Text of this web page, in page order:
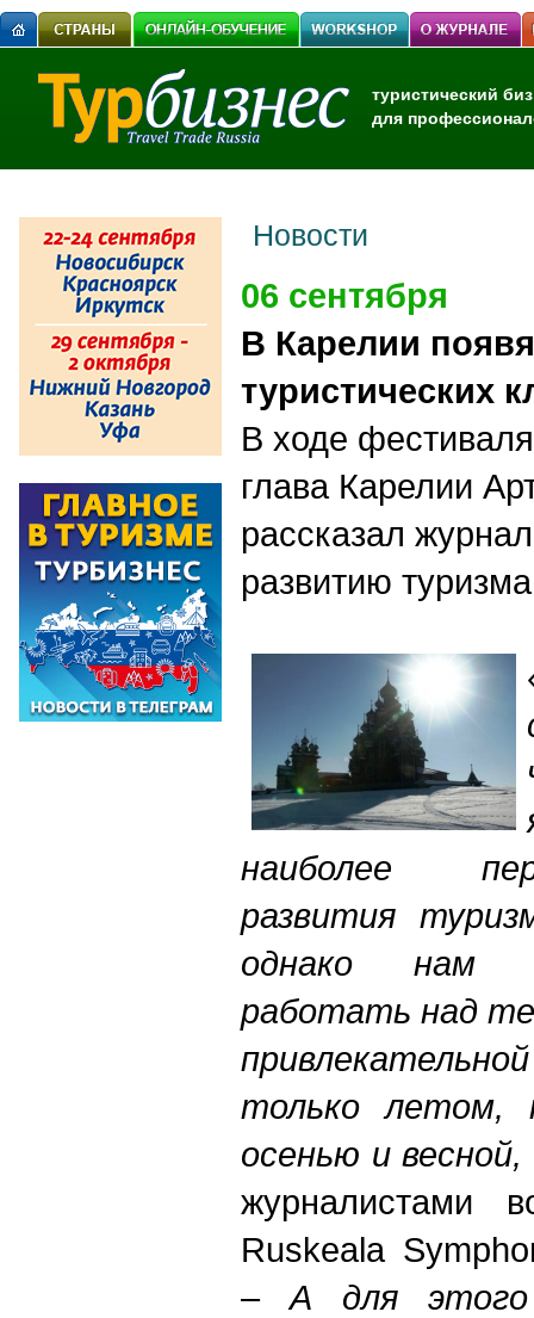
туристический
для
Новости
06 сентября
В Карелии
туристических
В ходе
глава Карелии
рассказал
развитию
наиболее
развития
однако нам
работать над
только летом,
осенью и весной,
журналистами
Ruskeala
–А для